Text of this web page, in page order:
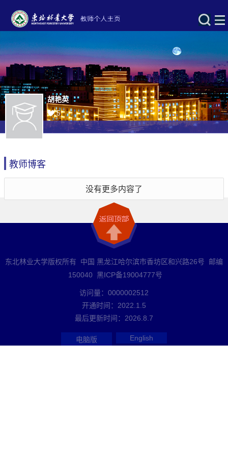
胡艳英
5
教师博客
没有更多内容了
东北林业大学版权所有 中国 黑龙江哈尔滨市香坊区和兴路26号 邮编
150040 黑ICP备19004777号
访问量： 0000002512
开通时间： 2022 1 5
最后更新时间： 2026 8 7
电脑版 English